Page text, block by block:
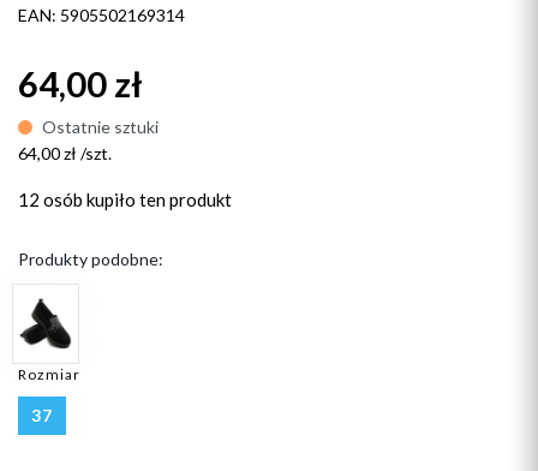
EAN: 5905502169314
64,00 zł
Ostatnie sztuki
64,00 zł /szt.
12 osób kupiło ten produkt
Produkty podobne:
Rozmiar
37